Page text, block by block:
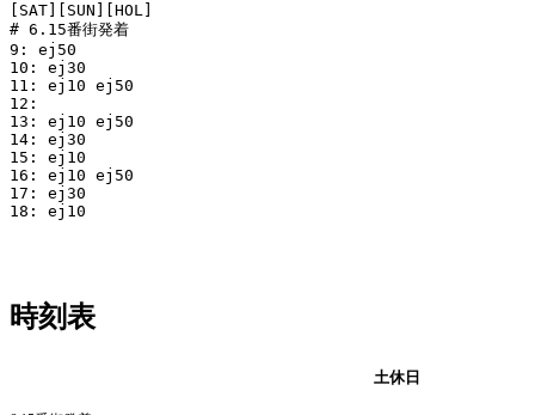
[SAT][SUN][HOL]
# 6.15番街発着
9: ej50
10: ej30
11: ej10 ej50
12:
13: ej10 ej50
14: ej30
15: ej10
16: ej10 ej50
17: ej30
18: ej10
時刻表
土休日